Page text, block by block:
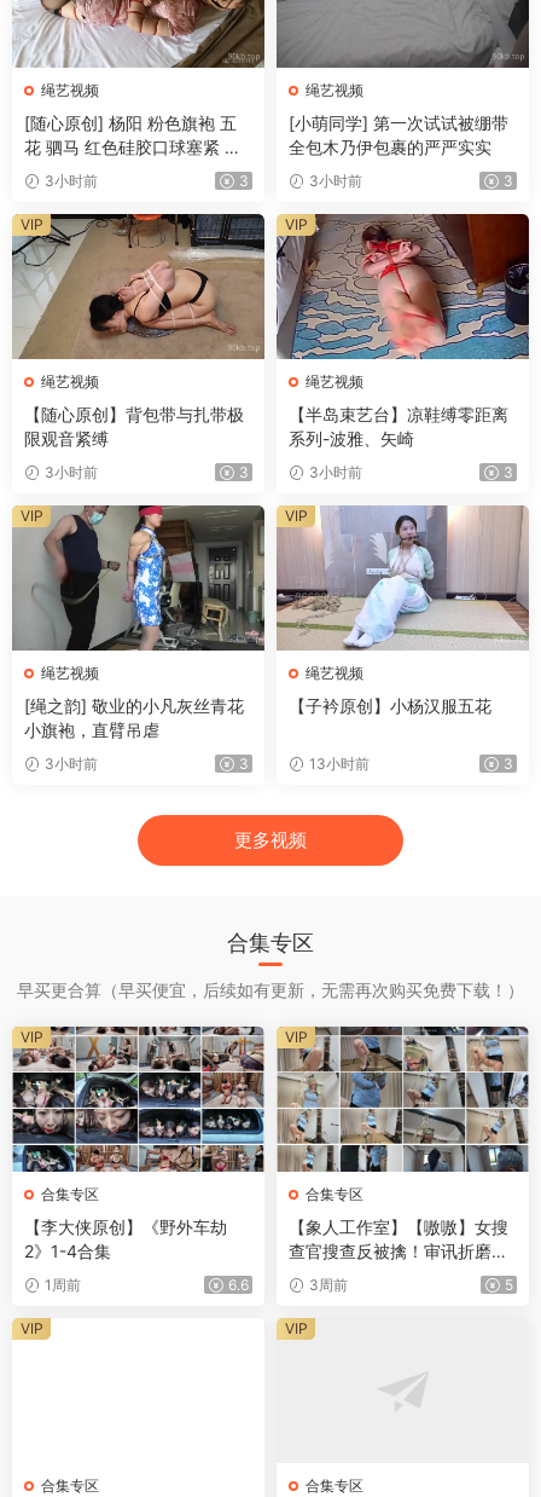
绳艺视频
[随心原创] 杨阳 粉色旗袍 五
花 驷马 红色硅胶口球塞紧 衣
服太小了 身材不能完美体现
3小时前 3
绳艺视频
[小萌同学] 第一次试试被绷带
全包木乃伊包裹的严严实实
3小时前 3
绳艺视频
【随心原创】背包带与扎带极
限观音紧缚
3小时前 3
VIP
绳艺视频
【半岛束艺台】凉鞋缚零距离
系列-波雅、矢崎
3小时前 3
VIP
绳艺视频
[绳之韵] 敬业的小凡灰丝青花
小旗袍，直臂吊虐
3小时前 3
VIP
绳艺视频
【子衿原创】小杨汉服五花
13小时前 3
VIP
更多视频
合集专区
早买更合算（早买便宜，后续如有更新，无需再次购买免费下载！）
合集专区
【李大侠原创】《野外车劫
2》1-4合集
1周前 6.6
VIP
合集专区
【象人工作室】【嗷嗷】女搜
查官搜查反被擒！审讯折磨
（上中下合集）
3周前 5
VIP
合集专区
VIP
合集专区
VIP